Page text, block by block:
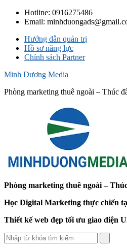
Hotline: 0916275486
Email:
Hướng dẫn quản trị
Hồ sơ năng lực
Chính sách Partner
Minh Dương Media
Phòng marketing thuê ngoài – Thúc
Phòng marketing thuê ngoài –
Học Digital Marketing thực chiến
Thiết kế web đẹp tối ưu giao diện